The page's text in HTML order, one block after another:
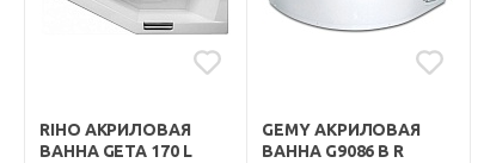
RIHO АКРИЛОВАЯ
ВАННА GETA 170 L
GEMY АКРИЛОВАЯ
ВАННА G9086 B R